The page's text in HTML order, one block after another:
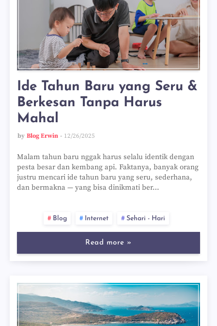
Ide Tahun Baru yang Seru &
Berkesan Tanpa Harus
Mahal
by Blog Erwin 12/26/2025
Malam tahun baru nggak harus selalu identik dengan
pesta besar dan kembang api. Faktanya, banyak orang
justru mencari ide tahun baru yang seru, sederhana,
dan bermakna — yang bisa dinikmati ber…
Blog Internet Sehari - Hari
Read more »